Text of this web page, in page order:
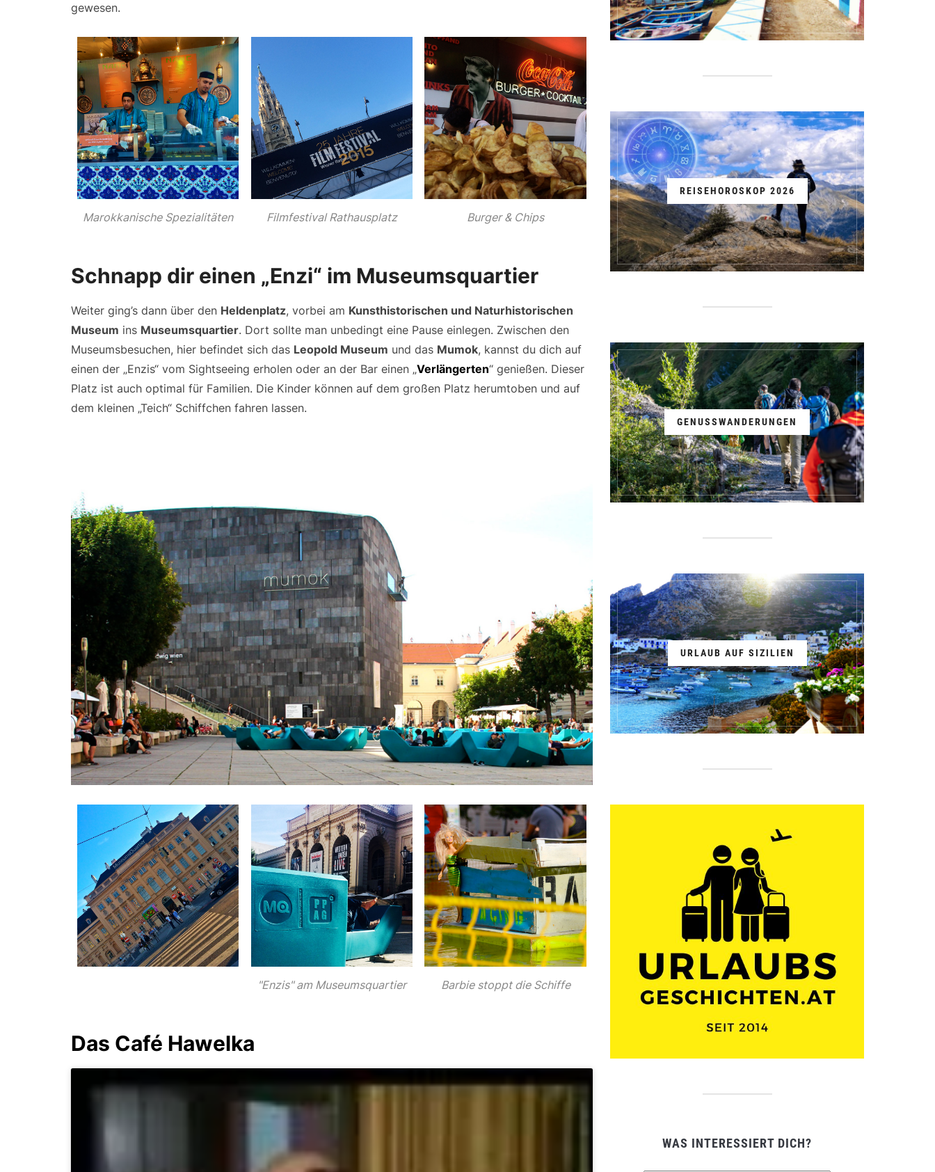
gewesen.
Marokkanische Spezialitäten Filmfestival Rathausplatz Burger & Chips
Schnapp dir einen „Enzi“ im Museumsquartier
Weiter ging’s dann über den Heldenplatz, vorbei am Kunsthistorischen und Naturhistorischen
Museum ins Museumsquartier. Dort sollte man unbedingt eine Pause einlegen. Zwischen den
Museumsbesuchen, hier befindet sich das Leopold Museum und das Mumok, kannst du dich auf
einen der „Enzis“ vom Sightseeing erholen oder an der Bar einen „Verlängerten“ genießen. Dieser
Platz ist auch optimal für Familien. Die Kinder können auf dem großen Platz herumtoben und auf
dem kleinen „Teich“ Schiffchen fahren lassen.
"Enzis" am Museumsquartier Barbie stoppt die Schiffe
Das Café Hawelka
REISEHOROSKOP 2026
GENUSSWANDERUNGEN
URLAUB AUF SIZILIEN
WAS INTERESSIERT DICH?